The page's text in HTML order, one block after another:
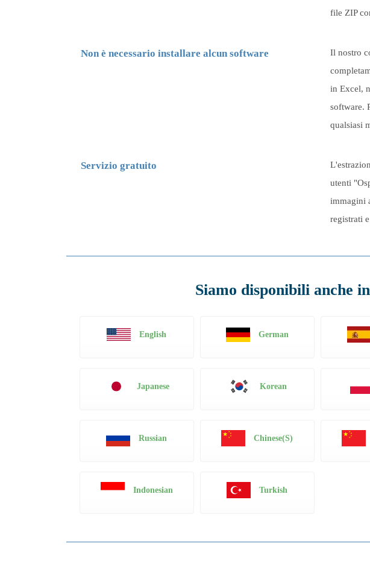
file ZIP
Non è necessario installare alcun software
Il nostro
in Excel,
software.
qualsiasi
Servizio gratuito
utenti
immagini
registrati
Siamo disponibili anche
English German
Japanese Korean
Russian Chinese(S)
Indonesian Turkish